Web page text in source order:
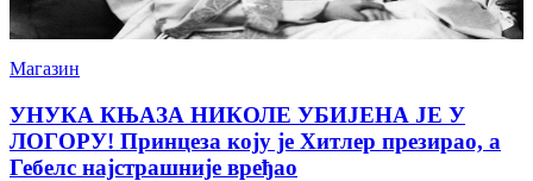
Магазин
УНУКА КЊАЗА НИКОЛЕ УБИЈЕНА ЈЕ У
ЛОГОРУ! Принцеза коју је Хитлер презирао, а
Гебелс најстрашније вређао